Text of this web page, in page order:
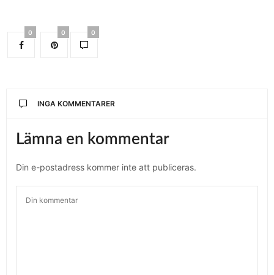
0 0 0
INGA KOMMENTARER
Lämna en kommentar
Din e-postadress kommer inte att publiceras.